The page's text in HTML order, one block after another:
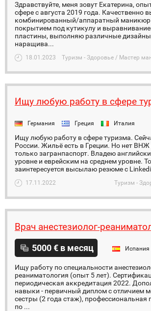
Здравствуйте, меня зовут Екатерина,
сфере с августа 2019 года. Качественно
комбинированный/аппаратный маникюр
покрытием под кутикулу и
пластины, выполняю различные
наращива...
18.01.2023 Туризм - Здоровье / Мастер
Ищу любую работу в сфере
Германия Греция Италия
Ищу любую работу в сфере туризма.
России. Жильё есть в Греции. Но нет
только загранпаспорт. Владею
уровне и еврейским на среднем уровне.
заинтересуется высылаю резюме с
17.11.2022 Туризм -
Врач анестезиолог-
5000 € в месяц Испания
Ищу работу по специальности
реаниматология (опыт 5 лет).
периодическая аккредитация 2022.
навыки - первичный диплом с отличием
сестры (2 года стаж), профессиональная
по ...